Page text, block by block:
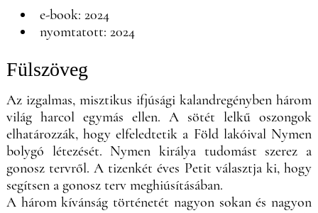
e-book: 2024
nyomtatott: 2024
Fülszöveg
Az izgalmas, misztikus ifjúsági kalandregényben három
világ harcol egymás ellen. A sötét lelkű oszongok
elhatározzák, hogy elfeledtetik a Föld lakóival Nymen
bolygó létezését. Nymen királya tudomást szerez a
gonosz tervről. A tizenkét éves Petit választja ki, hogy
segítsen a gonosz terv meghiúsításában.
A három kívánság történetét nagyon sokan és nagyon